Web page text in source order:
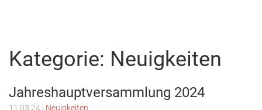
Feuerwehr
Weilburg
Kategorie: Neuigkeiten
Jahreshauptversammlung 2024
11.03.24 | Neuigkeiten